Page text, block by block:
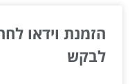
הזמנת וידאו
לבקש